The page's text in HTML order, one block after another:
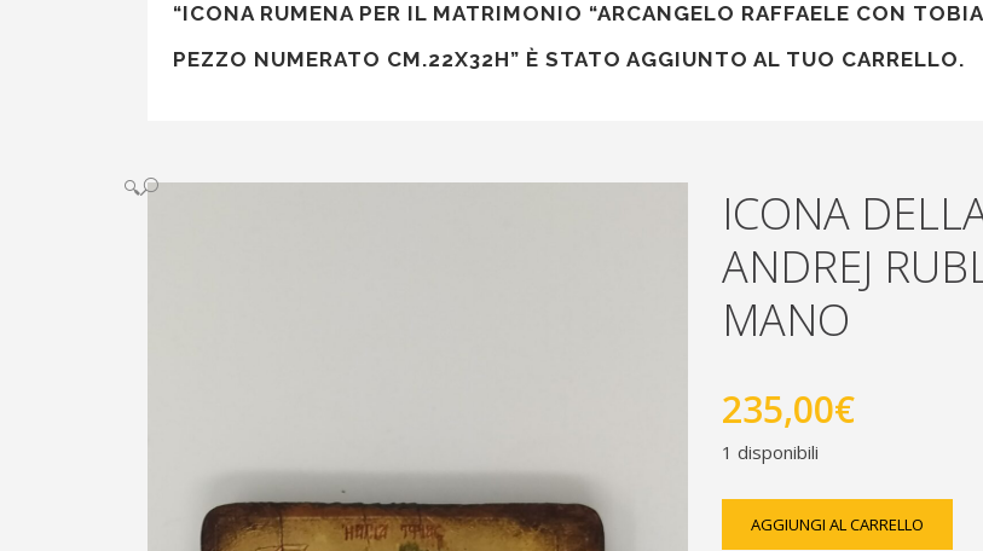
“ICONA RUMENA PER IL MATRIMONIO “ARCANGELO RAFFAELE CON
PEZZO NUMERATO CM.22X32H” È STATO AGGIUNTO AL TUO CARRELLO.
🔍
ICONA
ANDREJ
MANO
235,00€
1 disponibili
iconaAGGIUNGI AL CARRELLO